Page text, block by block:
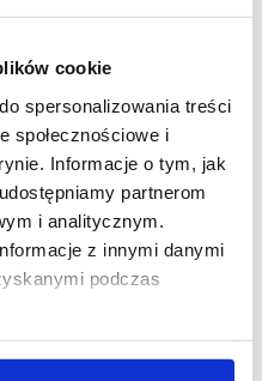
cookie
spersonalizowania treści
społecznościowe i
Informacje o tym, jak
partnerom
i analitycznym.
z innymi danymi
podczas